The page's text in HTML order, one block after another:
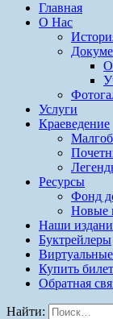
Главная
О Нас
Услуги
Краеведение
Ресурсы
Фонд
Новые
Наши
Буктрейлеры
Купить билет
Обратная
Найти: